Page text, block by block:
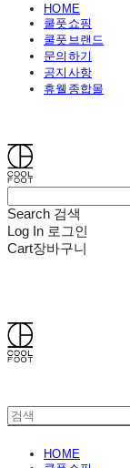
HOME
쿨풋쇼핑
쿨풋브랜드
문의하기
공지사항
휴웰종합몰
Search 검색
Log In 로그인
Cart장바구니
HOME